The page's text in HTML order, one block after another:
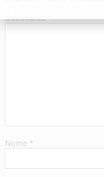
Commento*
Nome *